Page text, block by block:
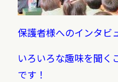
保護者様へのインタ
いろいろな趣味を聞く
です！